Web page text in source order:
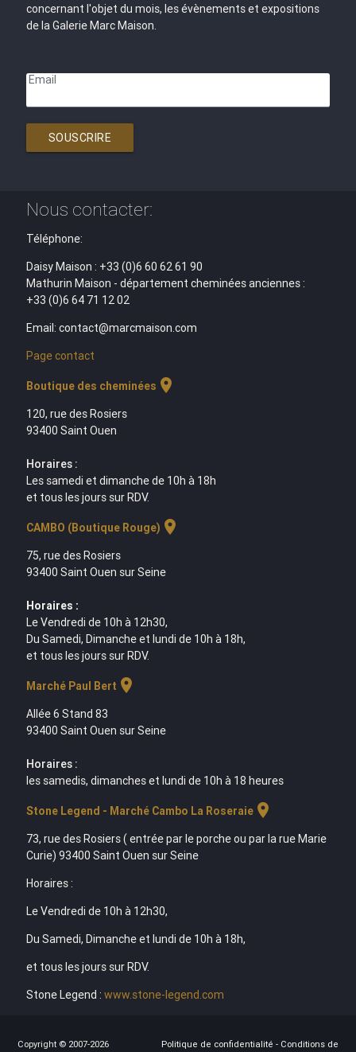
concernant l'objet du mois, les évènements et expositions
de la Galerie Marc Maison.
Email
SOUSCRIRE
Nous contacter:
Téléphone:
Daisy Maison : +33 (0)6 60 62 61 90
Mathurin Maison - département cheminées anciennes :
+33 (0)6 64 71 12 02
Email: contact@marcmaison.com
Page contact
Boutique des cheminées location_on
120, rue des Rosiers
93400 Saint Ouen
Horaires :
Les samedi et dimanche de 10h à 18h
et tous les jours sur RDV.
CAMBO (Boutique Rouge) location_on
75, rue des Rosiers
93400 Saint Ouen sur Seine
Horaires :
Le Vendredi de 10h à 12h30,
Du Samedi, Dimanche et lundi de 10h à 18h,
et tous les jours sur RDV.
Marché Paul Bert location_on
Allée 6 Stand 83
93400 Saint Ouen sur Seine
Horaires :
les samedis, dimanches et lundi de 10h à 18 heures
Stone Legend - Marché Cambo La Roseraielocation_on
73, rue des Rosiers ( entrée par le porche ou par la rue Marie
Curie) 93400 Saint Ouen sur Seine
Horaires :
Le Vendredi de 10h à 12h30,
Du Samedi, Dimanche et lundi de 10h à 18h,
et tous les jours sur RDV.
Stone Legend : www.stone-legend.com
Copyright © 2007-2026 Politique de confidentialité - Conditions de